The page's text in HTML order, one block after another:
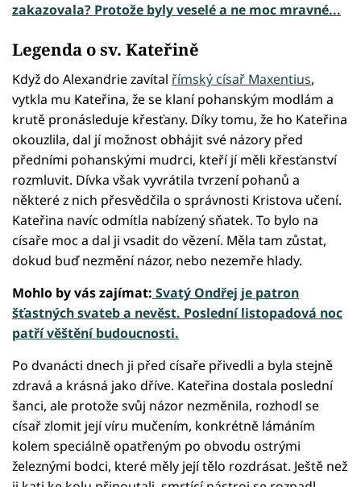
zakazovala? Protože byly veselé a ne moc mravné...
Legenda o sv. Kateřině
Když do Alexandrie zavítal římský císař Maxentius,
vytkla mu Kateřina, že se klaní pohanským modlám a
krutě pronásleduje křesťany. Díky tomu, že ho Kateřina
okouzlila, dal jí možnost obhájit své názory před
předními pohanskými mudrci, kteří jí měli křesťanství
rozmluvit. Dívka však vyvrátila tvrzení pohanů a
některé z nich přesvědčila o správnosti Kristova učení.
Kateřina navíc odmítla nabízený sňatek. To bylo na
císaře moc a dal ji vsadit do vězení. Měla tam zůstat,
dokud buď nezmění názor, nebo nezemře hlady.
Mohlo by vás zajímat: Svatý Ondřej je patron
šťastných svateb a nevěst. Poslední listopadová noc
patří věštění budoucnosti.
Po dvanácti dnech ji před císaře přivedli a byla stejně
zdravá a krásná jako dříve. Kateřina dostala poslední
šanci, ale protože svůj názor nezměnila, rozhodl se
císař zlomit její víru mučením, konkrétně lámáním
kolem speciálně opatřeným po obvodu ostrými
železnými bodci, které měly její tělo rozdrásat. Ještě než